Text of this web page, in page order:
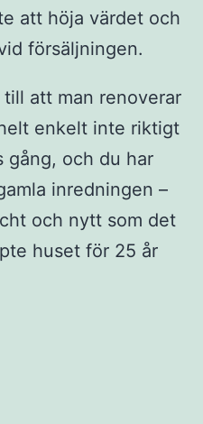
att höja värdet och
försäljningen.
att man renoverar
enkelt inte riktigt
gång, och du har
inredningen –
och nytt som det
huset för 25 år